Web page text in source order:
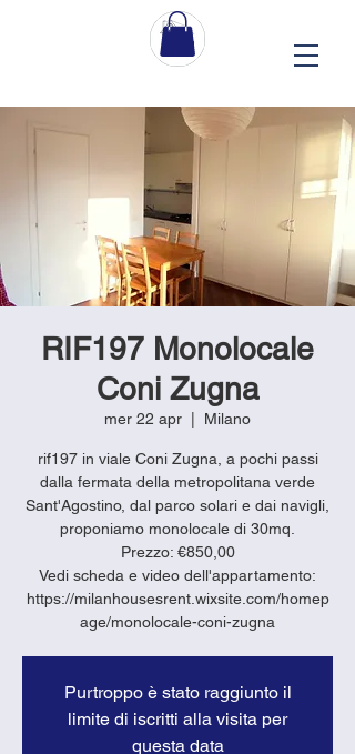
RIF197 Monolocale
Coni Zugna
mer 22 apr Milano
rif197 in viale Coni Zugna, a pochi passi
dalla fermata della metropolitana verde
Sant'Agostino, dal parco solari e dai navigli,
proponiamo monolocale di 30mq.
Prezzo: €850,00
Vedi scheda e video dell'appartamento:
https://milanhousesrent.wixsite.com/homep
age/monolocale-coni-zugna
Purtroppo è stato raggiunto il
limite di iscritti alla visita per
questa data